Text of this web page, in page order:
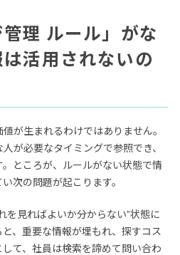
理 ルール」がな
活用されないの
が生まれるわけではありません。
が必要なタイミングで参照でき、
ところが、ルールがない状態で情
次の問題が起こります。
を見ればよいか分からない”状態に
、重要な情報が埋もれ、探すコス
て、社員は検索を諦めて問い合わ